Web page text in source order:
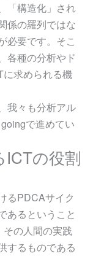
「構造化」され
係の羅列ではな
必要です。そこ
各種の分析やド
求められる機
我々も分析アル
で進めてい
ICTの役割
るPDCAサイク
あるということ
の人間の実践
するものである